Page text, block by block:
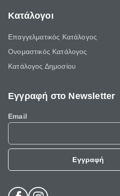
Κατάλογοι
Επαγγελματικός Κατάλογος
Ονομαστικός Κατάλογος
Κατάλογος Δημοσίου
Εγγραφή στο Newsletter
Email
Εγγραφή